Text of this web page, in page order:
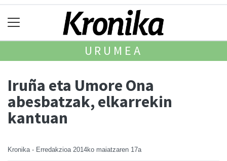
URUMEA
Iruña eta Umore Ona
abesbatzak, elkarrekin
kantuan
Kronika - Erredakzioa 2014ko maiatzaren 17a